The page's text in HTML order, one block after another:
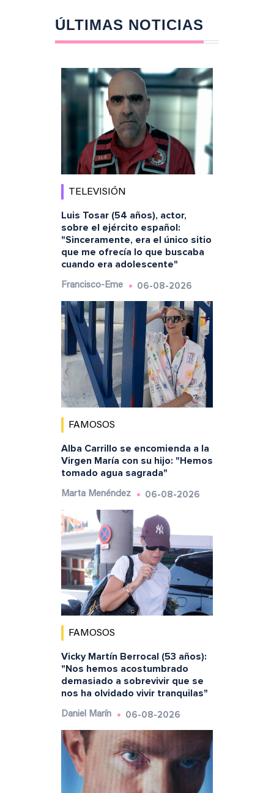
ÚLTIMAS NOTICIAS
TELEVISIÓN
Luis Tosar (54 años), actor,
sobre el ejército español:
"Sinceramente, era el único sitio
que me ofrecía lo que buscaba
cuando era adolescente"
Francisco-Eme 06-08-2026
FAMOSOS
Alba Carrillo se encomienda a la
Virgen María con su hijo: "Hemos
tomado agua sagrada"
Marta Menéndez 06-08-2026
FAMOSOS
Vicky Martín Berrocal (53 años):
"Nos hemos acostumbrado
demasiado a sobrevivir que se
nos ha olvidado vivir tranquilas"
Daniel Marín 06-08-2026